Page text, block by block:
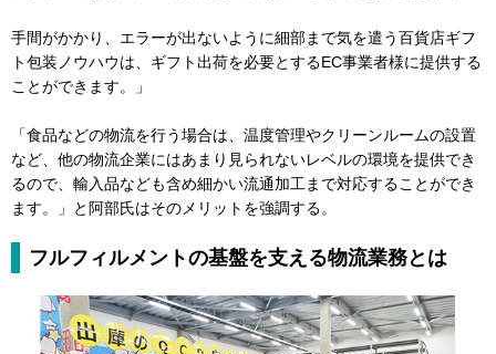
手間がかかり、エラーが出ないように細部まで気を遣う百貨店ギフ
ト包装ノウハウは、ギフト出荷を必要とするEC事業者様に提供する
ことができます。」
「食品などの物流を行う場合は、温度管理やクリーンルームの設置
など、他の物流企業にはあまり見られないレベルの環境を提供でき
るので、輸入品なども含め細かい流通加工まで対応することができ
ます。」と阿部氏はそのメリットを強調する。
フルフィルメントの基盤を支える物流業務とは